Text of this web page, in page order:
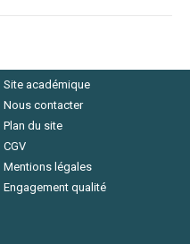
Site académique
Nous contacter
Plan du site
CGV
Mentions légales
Engagement qualité